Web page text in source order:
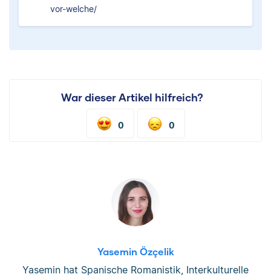
vor-welche/
War dieser Artikel hilfreich?
0 0
Yasemin Özçelik
Yasemin hat Spanische Romanistik, Interkulturelle